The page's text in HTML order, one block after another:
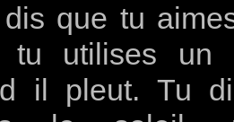
que tu
tu utilises un
il pleut. Tu